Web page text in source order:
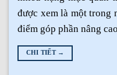
được xem là một trong
điểm góp phần nâng
CHI TIẾT →